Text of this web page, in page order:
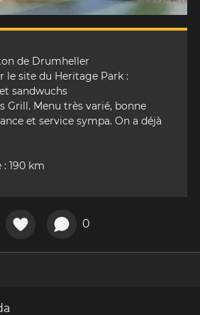
de Drumheller
le site du Heritage Park :
sandwuchs
Grill. Menu très varié, bonne
et service sympa. On a déjà
190 km
0